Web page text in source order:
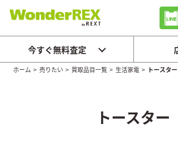
今すぐ無料査定
ホーム >売りたい > 買取品目一覧 >生活家電 > トースター
トースター